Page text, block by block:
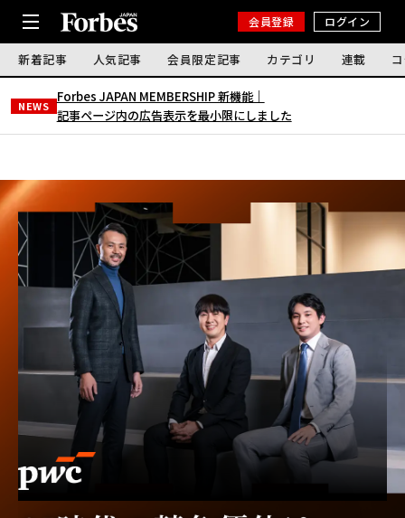
会員登録 ログイン
新着記事 人気記事 会員限定記事 カテゴリ 連載
NEWS
Forbes JAPAN MEMBERSHIP 新機能｜
記事ページ内の広告表示を最小限にしました